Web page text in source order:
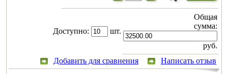
Доступно: шт.
Общая
сумма:
руб.
Добавить для сравнения
Написать отзыв